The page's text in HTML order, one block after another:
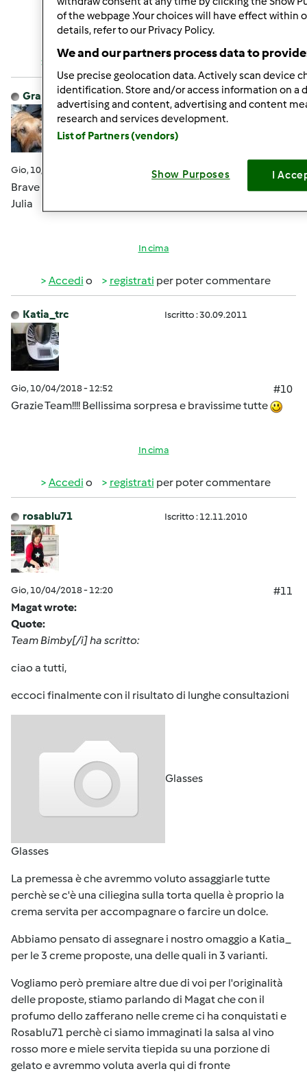
In cima
registrati per poter commentare
GrappaJulia Iscritto : 11.12.2014
Gio, 10/04/2018 - 13:04
#9
Brave 👍
Julia
In cima
Accedi o registrati per poter commentare
Katia_trc Iscritto : 30.09.2011
Gio, 10/04/2018 - 12:52
#10
Grazie Team!!!! Bellissima sorpresa e bravissime tutte
In cima
Accedi o registrati per poter commentare
rosablu71 Iscritto : 12.11.2010
Gio, 10/04/2018 - 12:20
#11
Magat wrote:
Quote:
Team Bimby[/i] ha scritto:
ciao a tutti,
eccoci finalmente con il risultato di lunghe consultazioni
Glasses
Glasses
La premessa è che avremmo voluto assaggiarle tutte
perchè se c'è una ciliegina sulla torta quella è proprio la
crema servita per accompagnare o farcire un dolce.
Abbiamo pensato di assegnare i nostro omaggio a Katia_
per le 3 creme proposte, una delle quali in 3 varianti.
Vogliamo però premiare altre due di voi per l'originalità
delle proposte, stiamo parlando di Magat che con il
profumo dello zafferano nelle creme ci ha conquistati e
Rosablu71 perchè ci siamo immaginati la salsa al vino
rosso more e miele servita tiepida su una porzione di
gelato e avremmo voluta averla qui di fronte
of the webpage .Your choices will have effect within
details, refer to our Privacy Policy.
We and our partners process data to
Use precise geolocation data. Actively scan device
identification. Store and/or access information on a
advertising and content, advertising and content
research and services development.
List of Partners (vendors)
Show Purposes I